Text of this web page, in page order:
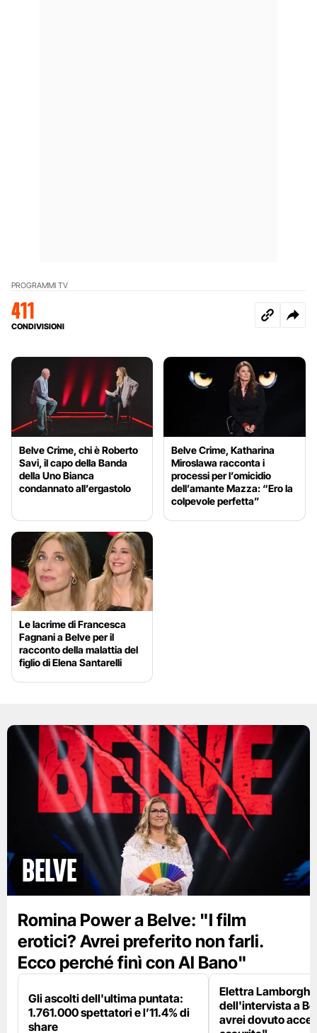
PROGRAMMI TV
411
CONDIVISIONI
Belve Crime, chi è Roberto
Savi, il capo della Banda
della Uno Bianca
condannato all’ergastolo
Belve Crime, Katharina
Miroslawa racconta i
processi per l’omicidio
dell’amante Mazza: “Ero la
colpevole perfetta”
Le lacrime di Francesca
Fagnani a Belve per il
racconto della malattia del
figlio di Elena Santarelli
BELVE
Romina Power a Belve: "I film
erotici? Avrei preferito non farli.
Ecco perché finì con Al Bano"
Gli ascolti dell'ultima puntata:
1.761.000 spettatori e l’11.4% di
share
Elettra
dell'intervista a
avrei dovuto